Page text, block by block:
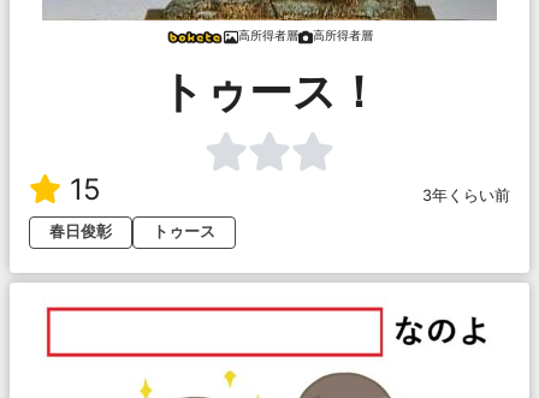
高所得者層 高所得者層
トゥース！
15
3年くらい前
春日俊彰
トゥース